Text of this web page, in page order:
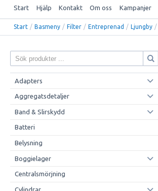
Start Hjälp Kontakt Om oss Kampanjer
Start / Basmeny / Filter / Entreprenad / Ljungby /
Adapters
Aggregatsdetaljer
Band & Slirskydd
Batteri
Belysning
Boggielager
Centralsmörjning
Cylindrar